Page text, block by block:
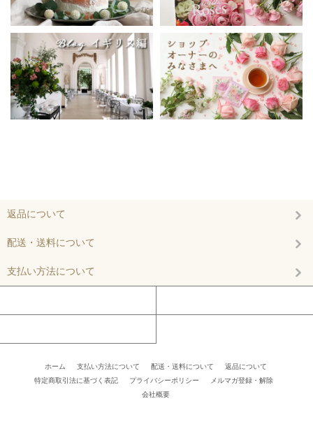
返品について
配送・送料について
支払い方法について
ホーム 支払い方法について 配送・送料について 返品について
特定商取引法に基づく表記
プライバシーポリシー メルマガ登録・解除
会社概要